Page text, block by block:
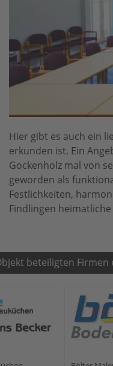
Hier gibt es auch ein
erkunden ist. Ein
Gockenholz mal von
geworden als
Festlichkeiten,
Findlingen
beteiligten Firmen